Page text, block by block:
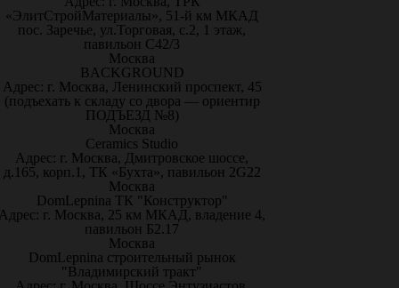
«ЭлитСтройМатериалы», 51-й км МКАД
пос. Заречье, ул.Торговая, с.2, 1 этаж,
павильон С42/3
Москва
BACKGROUND
Адрес: г. Москва, Ленинский проспект, 45
(подъехать к складу со двора — ориентир
ПОДЪЕЗД №8)
Москва
Ceramics Studio
Адрес: г. Москва, Дмитровское шоссе,
д.165, корп.1, ТК «Бухта», павильон 2G22
Москва
DomLepnina ТК "Конструктор"
г. Москва, 25 км МКАД, владение 4,
павильон Б2.17
Москва
DomLepnina строительный рынок
"Владимирский тракт"